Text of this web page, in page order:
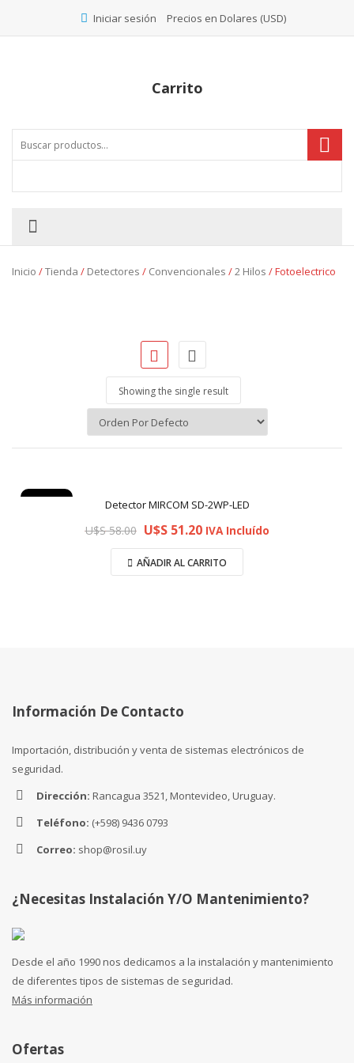
Iniciar sesión Precios en Dolares (USD)
Carrito
Inicio /Tienda / Detectores / Convencionales /2 Hilos / Fotoelectrico
Showing the single result
Oferta Detector MIRCOM SD-2WP-LED
U$S58.00 U$S51.20 IVA Incluído
AÑADIR AL CARRITO
Información De Contacto
Importación, distribución y venta de sistemas electrónicos de
seguridad.
Dirección: Rancagua 3521, Montevideo, Uruguay.
Teléfono: (+598) 9436 0793
Correo: shop@rosil.uy
¿Necesitas Instalación Y/o Mantenimiento?
Desde el año 1990 nos dedicamos a la instalación y mantenimiento
de diferentes tipos de sistemas de seguridad.
Más información
Ofertas